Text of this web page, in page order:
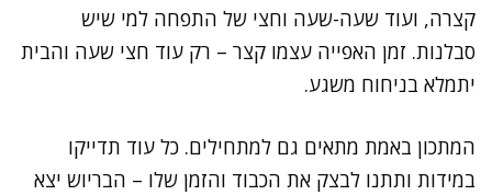
קצרה, ועוד שעה-שעה וחצי של התפחה למי שיש
סבלנות. זמן האפייה עצמו קצר – רק עוד חצי שעה והבית
יתמלא בניחוח משגע.
המתכון באמת מתאים גם למתחילים. כל עוד תדייקו
במידות ותתנו לבצק את הכבוד והזמן שלו – הבריוש יצא